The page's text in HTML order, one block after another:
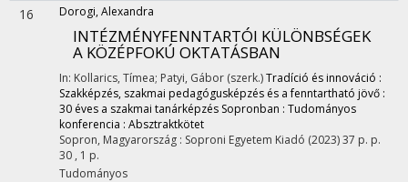
16 Dorogi, Alexandra
INTÉZMÉNYFENNTARTÓI KÜLÖNBSÉGEK
A KÖZÉPFOKÚ OKTATÁSBAN
In: Kollarics, Tímea; Patyi, Gábor (szerk.)Tradíció és innováció :
Szakképzés, szakmai pedagógusképzés és a fenntartható jövő :
30 éves a szakmai tanárképzés Sopronban : Tudományos
konferencia : Absztraktkötet
Sopron, Magyarország : Soproni Egyetem Kiadó (2023)37 p. p.
30 , 1 p.
Tudományos